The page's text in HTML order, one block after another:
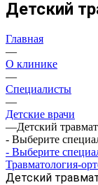
Детский
Главная
—
О клинике
—
Специалисты
—
Детские врачи
—Детский
- Выберите
- Выберите
Травматология-
Детский